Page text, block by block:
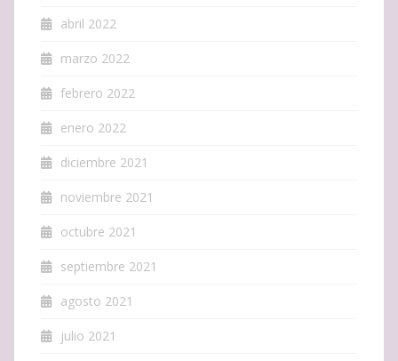
abril 2022
marzo 2022
febrero 2022
enero 2022
diciembre 2021
noviembre 2021
octubre 2021
septiembre 2021
agosto 2021
julio 2021